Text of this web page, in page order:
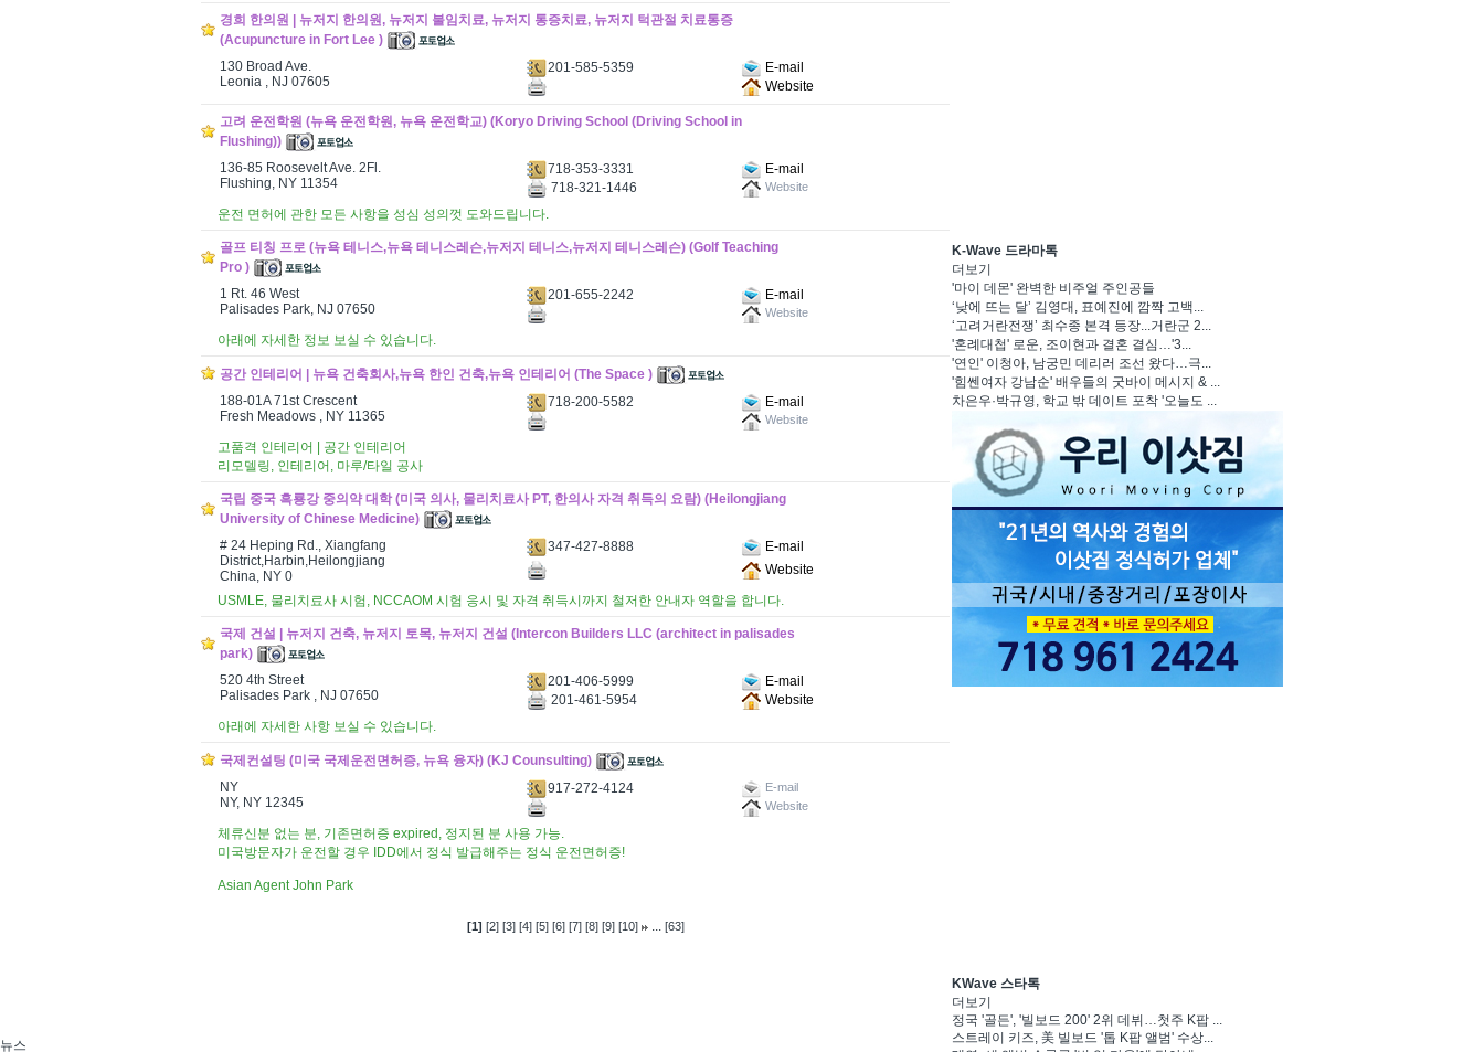
경희 한의원 | 뉴저지 한의원, 뉴저지 불임치료, 뉴저지 통증치료, 뉴저지 턱관절 치료통증
(Acupuncture in Fort Lee )
130 Broad Ave.
Leonia , NJ 07605
201-585-5359
E-mail
Website
고려 운전학원 (뉴욕 운전학원, 뉴욕 운전학교) (Koryo Driving School (Driving School in
Flushing))
136-85 Roosevelt Ave. 2Fl.
Flushing, NY 11354
718-353-3331
E-mail
718-321-1446
Website
운전 면허에 관한 모든 사항을 성심 성의껏 도와드립니다.
골프 티칭 프로 (뉴욕 테니스,뉴욕 테니스레슨,뉴저지 테니스,뉴저지 테니스레슨) (Golf Teaching
Pro )
1 Rt. 46 West
Palisades Park, NJ 07650
201-655-2242 E-mail
Website
아래에 자세한 정보 보실 수 있습니다.
공간 인테리어 | 뉴욕 건축회사,뉴욕 한인 건축,뉴욕 인테리어 (The Space )
188-01A 71st Crescent
Fresh Meadows , NY 11365
718-200-5582 E-mail
Website
고품격 인테리어 | 공간 인테리어
리모델링, 인테리어, 마루/타일 공사
국립 중국 흑룡강 중의약 대학 (미국 의사, 물리치료사 PT, 한의사 자격 취득의 요람) (Heilongjiang
University of Chinese Medicine)
# 24 Heping Rd., Xiangfang
District,Harbin,Heilongjiang
China, NY 0
347-427-8888
E-mail
Website
USMLE, 물리치료사 시험, NCCAOM 시험 응시 및 자격 취득시까지 철저한 안내자 역할을 합니다.
국제 건설 | 뉴저지 건축, 뉴저지 토목, 뉴저지 건설 (Intercon Builders LLC (architect in palisades
park)
520 4th Street
Palisades Park , NJ 07650
201-406-5999
E-mail
201-461-5954
Website
아래에 자세한 사항 보실 수 있습니다.
국제컨설팅 (미국 국제운전면허증, 뉴욕 융자) (KJ Counsulting)
NY
NY, NY 12345
917-272-4124
E-mail
Website
체류신분 없는 분, 기존면허증 expired, 정지된 분 사용 가능.
미국방문자가 운전할 경우 IDD에서 정식 발급해주는 정식 운전면허증!
Asian Agent John Park
[1] [2] [3] [4] [5] [6] [7] [8] [9] [10] ... [63]
K-Wave 드라마톡
더보기
'마이 데몬' 완벽한 비주얼 주인공들
‘낮에 뜨는 달’ 김영대, 표예진에 깜짝 고백...
‘고려거란전쟁’ 최수종 본격 등장...거란군 2...
'혼례대첩' 로운, 조이현과 결혼 결심…'3...
'연인' 이청아, 남궁민 데리러 조선 왔다…극...
'힘쎈여자 강남순' 배우들의 굿바이 메시지 & ...
차은우·박규영, 학교 밖 데이트 포착 '오늘도 ...
KWave 스타톡
더보기
정국 '골든', '빌보드 200' 2위 데뷔…첫주 K팝 ...
스트레이 키즈, 美 빌보드 '톱 K팝 앨범' 수상...
뉴스